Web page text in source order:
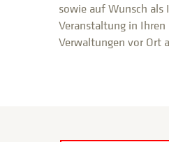
sowie auf Wunsch als
Veranstaltung in Ihren
Verwaltungen vor Ort